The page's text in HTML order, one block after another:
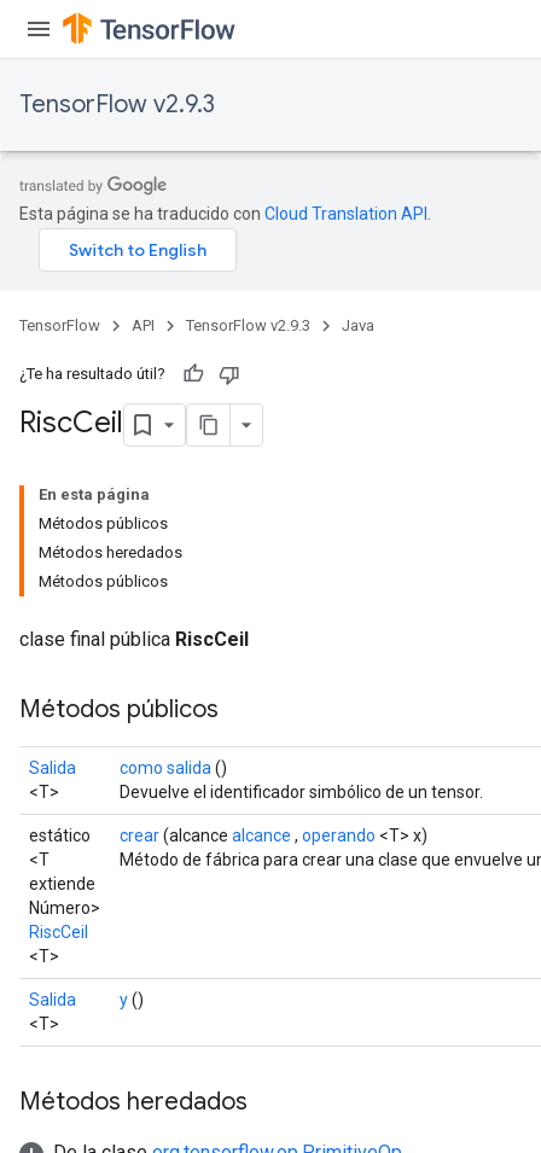
TensorFlow v2.9.3
Esta página se ha traducido con Cloud Translation API
TensorFlow API TensorFlow v2.9.3 Java
¿Te ha resultado útil?
RiscCeil
En esta página
Métodos públicos
Métodos heredados
Métodos públicos
clase final pública RiscCeil
Métodos públicos
Salida
<T>
como salida ()
Devuelve el identificador simbólico de un tensor.
estático
<T
extiende
Número>
RiscCeil
<T>
crear(alcance alcance , operando <T> x)
Método de fábrica para crear una clase que envuelve
Salida
<T>
y()
Métodos heredados